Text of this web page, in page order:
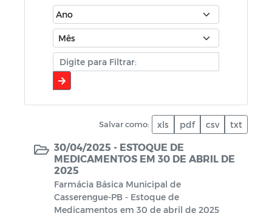
Portarias do Gabinete
Sistema de Gerenciamento de Frotas
Contratação (covid-19)
Coronavírus
Comerciantes
AGENDAMENTO DO RG DIGITAL -
CASSERENGUE-PB
Salvar como: xls pdf csv txt
30/04/2025 - ESTOQUE DE
MEDICAMENTOS EM 30 DE ABRIL DE
2025
Farmácia Básica Municipal de
Casserengue-PB - Estoque de
Medicamentos em 30 de abril de 2025